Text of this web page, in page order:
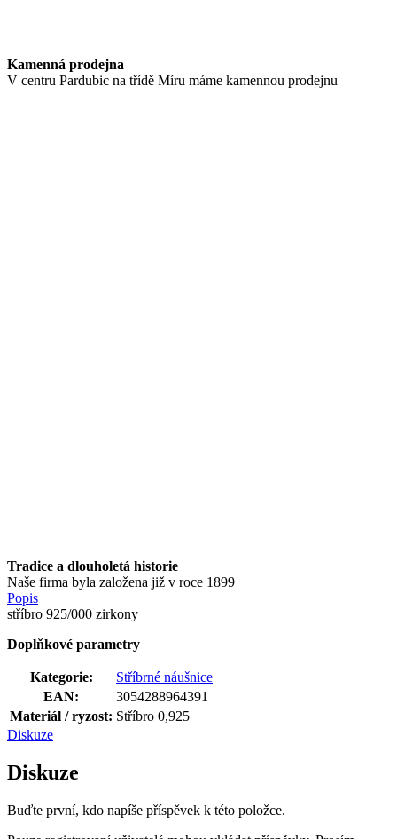
Kamenná prodejna
V centru Pardubic na třídě Míru máme kamennou prodejnu
Tradice a dlouholetá historie
Naše firma byla založena již v roce 1899
Popis
stříbro 925/000 zirkony
Doplňkové parametry
Kategorie:
Stříbrné náušnice
EAN:
3054288964391
Materiál / ryzost: Stříbro 0,925
Diskuze
Diskuze
Buďte první, kdo napíše příspěvek k této položce.